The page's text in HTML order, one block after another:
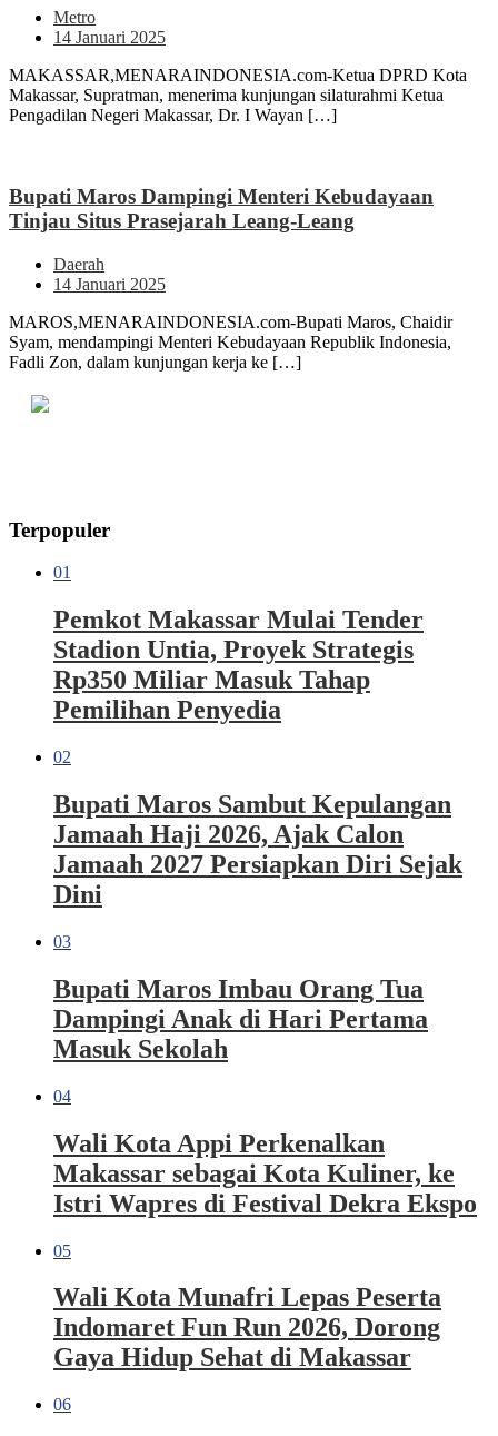
Metro
14 Januari 2025
MAKASSAR,MENARAINDONESIA.com-Ketua DPRD Kota
Makassar, Supratman, menerima kunjungan silaturahmi Ketua
Pengadilan Negeri Makassar, Dr. I Wayan […]
Bupati Maros Dampingi Menteri Kebudayaan
Tinjau Situs Prasejarah Leang-Leang
Daerah
14 Januari 2025
MAROS,MENARAINDONESIA.com-Bupati Maros, Chaidir
Syam, mendampingi Menteri Kebudayaan Republik Indonesia,
Fadli Zon, dalam kunjungan kerja ke […]
Terpopuler
01
Pemkot Makassar Mulai Tender
Stadion Untia, Proyek Strategis
Rp350 Miliar Masuk Tahap
Pemilihan Penyedia
02
Bupati Maros Sambut Kepulangan
Jamaah Haji 2026, Ajak Calon
Jamaah 2027 Persiapkan Diri Sejak
Dini
03
Bupati Maros Imbau Orang Tua
Dampingi Anak di Hari Pertama
Masuk Sekolah
04
Wali Kota Appi Perkenalkan
Makassar sebagai Kota Kuliner, ke
Istri Wapres di Festival Dekra Ekspo
05
Wali Kota Munafri Lepas Peserta
Indomaret Fun Run 2026, Dorong
Gaya Hidup Sehat di Makassar
06